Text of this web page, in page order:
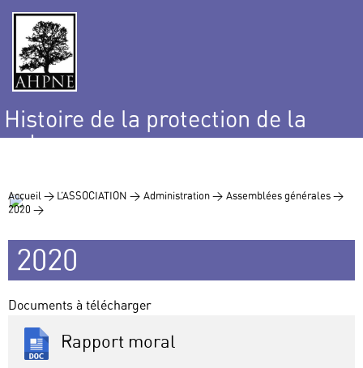
Histoire de la protection de la
nature
Accueil > L’ASSOCIATION > Administration > Assemblées générales >
2020 >
2020
Documents à télécharger
Rapport moral